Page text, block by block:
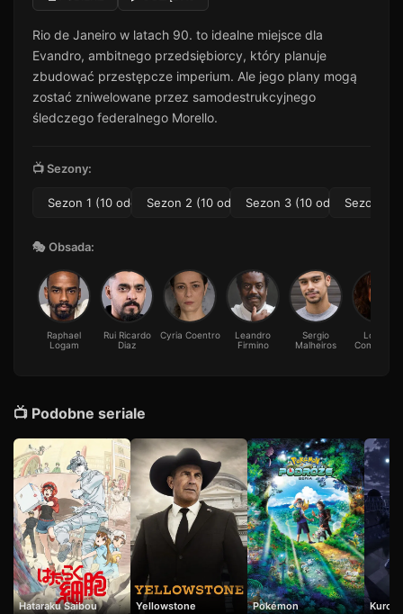
Rio de Janeiro w latach 90. to idealne miejsce dla
Evandro, ambitnego przedsiębiorcy, który planuje
zbudować przestępcze imperium. Ale jego plany mogą
zostać zniwelowane przez samodestrukcyjnego
śledczego federalnego Morello.
📺 Sezony:
Sezon 1 (10 odc.) Sezon 2 (10 odc.) Sezon 3 (10 odc.) Sezon 4
🎭 Obsada:
Raphael
Logam
Rui Ricardo
Diaz
Cyria Coentro
Leandro
Firmino
Sergio
Malheiros
Lorena
Comparato
📺 Podobne seriale
Hataraku Saibou Yellowstone Pokémon